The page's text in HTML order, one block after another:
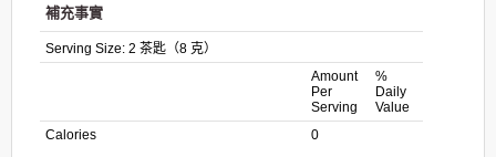
補充事實
Serving Size: 2 茶匙（8 克）
Amount
Per
Serving
%
Daily
Value
Calories
0